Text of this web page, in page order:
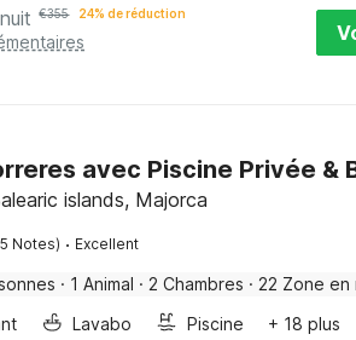
€355 24% de réduction
avec Piscine Privée &
islands, Majorca
Notes) · Excellent
· 1 Animal · 2 Chambres · 22 Zone en
Lavabo Piscine
+ 18 plus